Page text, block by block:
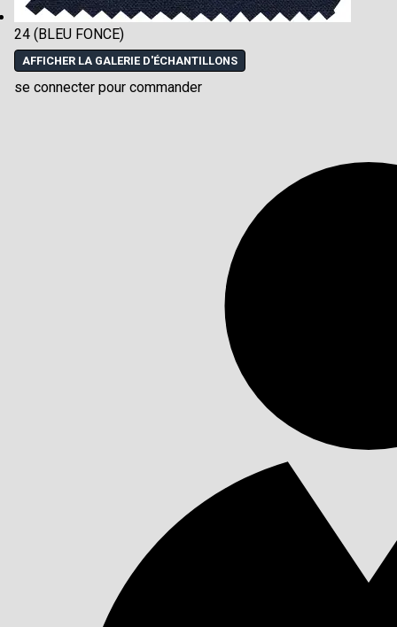
24 (BLEU FONCE)
AFFICHER LA GALERIE D'ÉCHANTILLONS
se connecter pour commander